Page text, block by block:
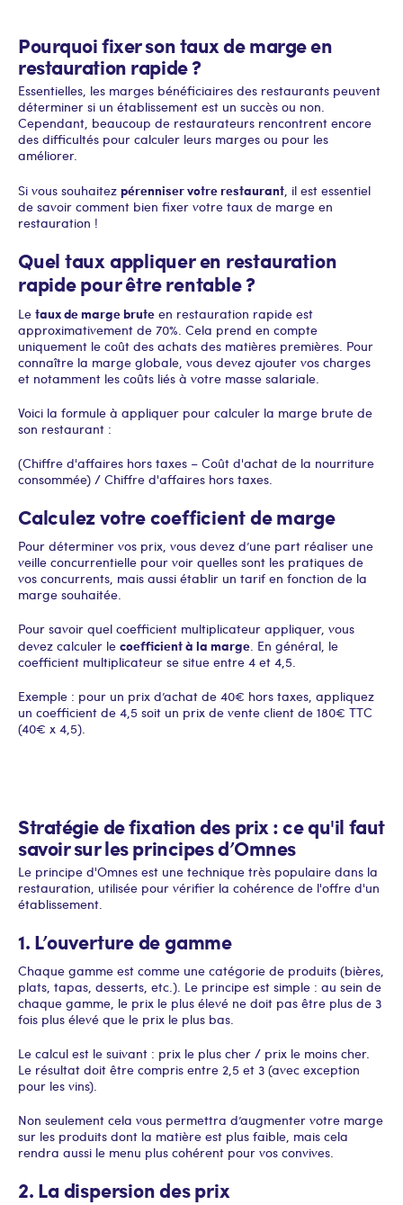
Pourquoi fixer son taux de marge en
restauration rapide ?
Essentielles, les marges bénéficiaires des restaurants peuvent
déterminer si un établissement est un succès ou non.
Cependant, beaucoup de restaurateurs rencontrent encore
des difficultés pour calculer leurs marges ou pour les
améliorer.
Si vous souhaitez pérenniser votre restaurant, il est essentiel
de savoir comment bien fixer votre taux de marge en
restauration !
Quel taux appliquer en restauration
rapide pour être rentable ?
Le taux de marge brute en restauration rapide est
approximativement de 70%. Cela prend en compte
uniquement le coût des achats des matières premières. Pour
connaître la marge globale, vous devez ajouter vos charges
et notamment les coûts liés à votre masse salariale.
Voici la formule à appliquer pour calculer la marge brute de
son restaurant :
(Chiffre d'affaires hors taxes – Coût d'achat de la nourriture
consommée) / Chiffre d'affaires hors taxes.
Calculez votre coefficient de marge
Pour déterminer vos prix, vous devez d’une part réaliser une
veille concurrentielle pour voir quelles sont les pratiques de
vos concurrents, mais aussi établir un tarif en fonction de la
marge souhaitée.
Pour savoir quel coefficient multiplicateur appliquer, vous
devez calculer le coefficient à la marge. En général, le
coefficient multiplicateur se situe entre 4 et 4,5.
Exemple : pour un prix d’achat de 40€ hors taxes, appliquez
un coefficient de 4,5 soit un prix de vente client de 180€ TTC
(40€ x 4,5).
Stratégie de fixation des prix : ce qu'il faut
savoir sur les principes d’Omnes
Le principe d'Omnes est une technique très populaire dans la
restauration, utilisée pour vérifier la cohérence de l'offre d'un
établissement.
1. L’ouverture de gamme
Chaque gamme est comme une catégorie de produits (bières,
plats, tapas, desserts, etc.). Le principe est simple : au sein de
chaque gamme, le prix le plus élevé ne doit pas être plus de 3
fois plus élevé que le prix le plus bas.
Le calcul est le suivant : prix le plus cher / prix le moins cher.
Le résultat doit être compris entre 2,5 et 3 (avec exception
pour les vins).
Non seulement cela vous permettra d’augmenter votre marge
sur les produits dont la matière est plus faible, mais cela
rendra aussi le menu plus cohérent pour vos convives.
2. La dispersion des prix